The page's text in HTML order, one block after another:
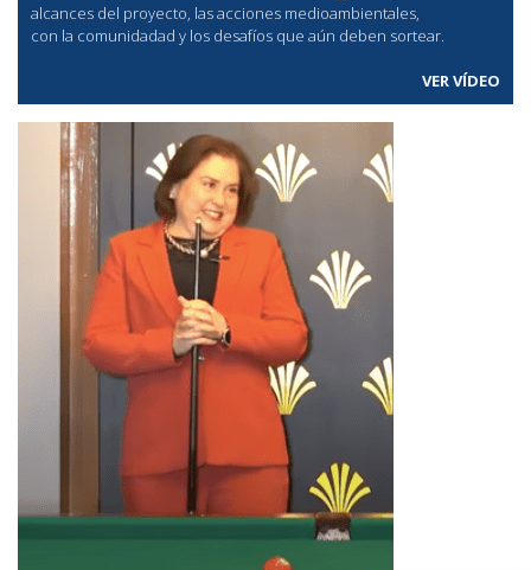
alcances del proyecto, las acciones medioambientales,
con la comunidadad y los desafíos que aún deben sortear.
VER VÍDEO